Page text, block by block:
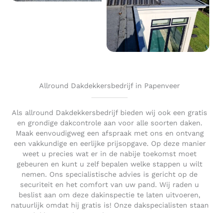
Allround Dakdekkersbedrijf in Papenveer
Als allround Dakdekkersbedrijf bieden wij ook een gratis
en grondige dakcontrole aan voor alle soorten daken.
Maak eenvoudigweg een afspraak met ons en ontvang
een vakkundige en eerlijke prijsopgave. Op deze manier
weet u precies wat er in de nabije toekomst moet
gebeuren en kunt u zelf bepalen welke stappen u wilt
nemen. Ons specialistische advies is gericht op de
securiteit en het comfort van uw pand. Wij raden u
beslist aan om deze dakinspectie te laten uitvoeren,
natuurlijk omdat hij gratis is! Onze dakspecialisten staan